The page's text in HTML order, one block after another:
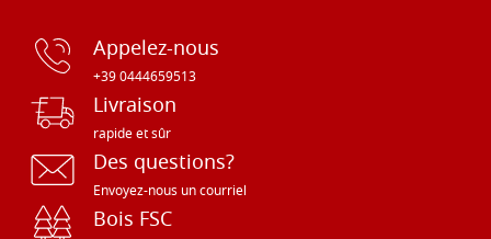
Appelez-nous
+39 0444659513
Livraison
rapide et sûr
Des questions?
Envoyez-nous un courriel
Bois FSC